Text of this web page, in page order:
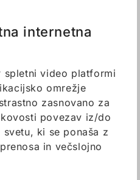
internetna
spletni video platformi
omrežje
zasnovano za
povezav iz/do
ki se ponaša z
in večslojno